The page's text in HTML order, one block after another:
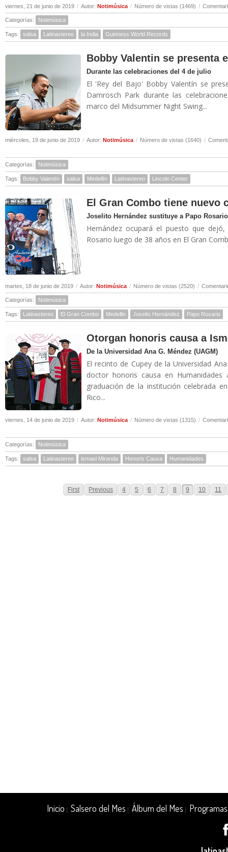
viernes, 21 de junio de 2019 / Autor: Notimúsica / Número de vistas (1469) /
Categorías: Notimúsica
Tags: salsa Latinastereo la India Guinness World Records
Bobby Valentin se presenta
Durante las celebraciones del 4 de julio
El 'Rey del Bajo' Bobby Valentín se
Damrosch Park durante las
marco del Midsummer Night Swing...
miércoles, 19 de junio de 2019 / Autor: Notimúsica / Número de vistas (1640) /
Categorías: Notimúsica
Tags: Bobby Valentín salsa Medellín Latinastereo Lincoln Center
El Gran Combo tiene nuevo
Joselito Hernández sustituye a Papo Rosario
Hernández ocupará el puesto que
Rosario luego de 38 años en El Gran
martes, 18 de junio de 2019 / Autor: Notimúsica / Número de vistas (2520) /
Categorías: Notimúsica
Tags: Latinastereo El Gran Combo Medellin Joseito Hernández Papo Rosario
Otorgan honoris causa a
De la Universidad Ana G. Méndez (UAGM)
El recinto de Cupey de la Universidad
doctor honoris causa en
graduación de la institución celebrada
Rico...
viernes, 14 de junio de 2019 / Autor: Notimúsica / Número de vistas (1315) /
Categorías: Notimúsica
Tags: salsa Latinastereo ismael Miranda Honoris Causa Humanidades
First Previous 4 5 6 7 8 9 10 11
Inicio |Salsero del Mes |Álbum del Mes Programas